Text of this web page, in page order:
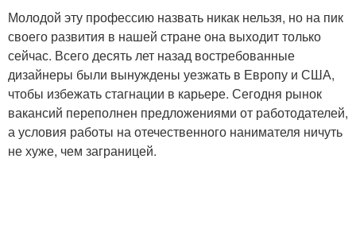
Молодой эту профессию назвать никак нельзя, но на пик
своего развития в нашей стране она выходит только
сейчас. Всего десять лет назад востребованные
дизайнеры были вынуждены уезжать в Европу и США,
чтобы избежать стагнации в карьере. Сегодня рынок
вакансий переполнен предложениями от работодателей,
а условия работы на отечественного нанимателя ничуть
не хуже, чем заграницей.